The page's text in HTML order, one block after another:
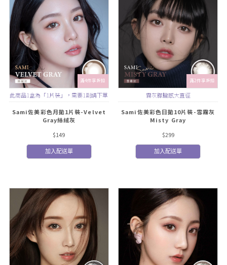
滿4件享折扣
此商品1盒為「1片裝」，需要1副請下單
2盒
Sami佐美彩色月拋1片裝-Velvet
Gray絲絨灰
$149
加入配送單
滿2件享折扣
霧灰朦朧感大直徑
Sami佐美彩色日拋10片裝-雪霧灰
Misty Gray
$299
加入配送單